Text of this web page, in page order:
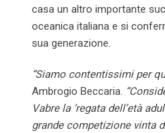
casa un altro importante
oceanica italiana e si
sua generazione.
“Siamo contentissimi per
Ambrogio Beccaria.
Vabre la ‘regata dell’età
grande competizione vinta